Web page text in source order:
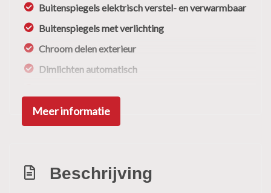
Buitenspiegels elektrisch verstel- en verwarmbaar
Buitenspiegels met verlichting
Chroom delen exterieur
Dimlichten automatisch
Extra getint glas achter
Koplampen adaptief
Meer informatie
Beschrijving